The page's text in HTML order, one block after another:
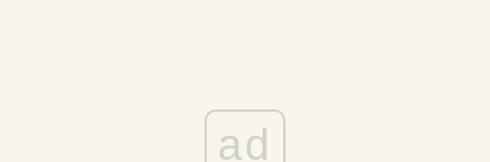
ad